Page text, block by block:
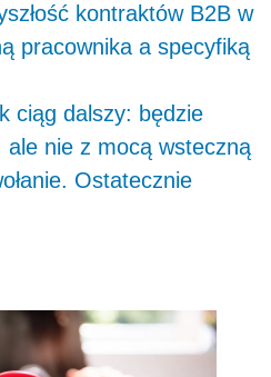
kontraktów B2B w
pracownika a specyfiką
ciąg dalszy: będzie
ale nie z mocą wsteczną
Ostatecznie